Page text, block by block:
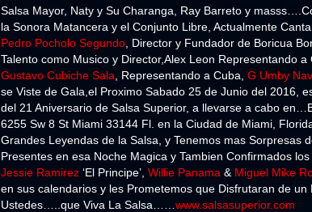
Salsa Mayor, Naty y Su Charanga, Ray Barreto y
la Sonora Matancera y el Conjunto Libre, Actualmente
Pedro Pocholo Segundo , Director y Fundador de Boricua
Talento como Musico y Director,Alex Leon Representando
Gustavo Cubiche Sala , Representando a Cuba, G Umby
se Viste de Gala,el Proximo Sabado 25 de Junio del 2016,
del 21 Aniversario de Salsa Superior, a llevarse a cabo
6255 Sw 8 St Miami 33144 Fl. en la Ciudad de Miami,
Grandes Leyendas de la Salsa, y Tenemos mas Sorpresas
Presentes en esa Noche Magica y Tambien Confirmados
Jessie Ramirez ‘El Principe’, Willie Panama & Miguel Mike
en sus calendarios y les Prometemos que Disfrutaran de
Ustedes…..que Viva La Salsa…… www.salsasuperior.com